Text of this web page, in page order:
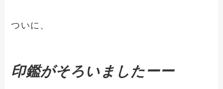
ついに、
印鑑がそろいましたーー